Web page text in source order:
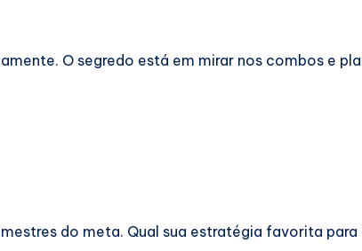
O segredo está em mirar nos combos e
do meta. Qual sua estratégia favorita